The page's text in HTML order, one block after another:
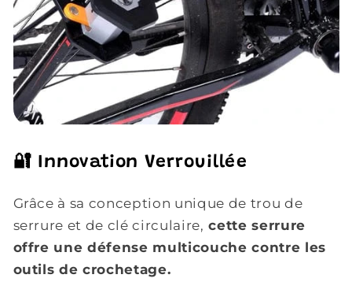
🔐 Innovation Verrouillée
Grâce à sa conception unique de trou de
serrure et de clé circulaire, cette serrure
offre une défense multicouche contre les
outils de crochetage.